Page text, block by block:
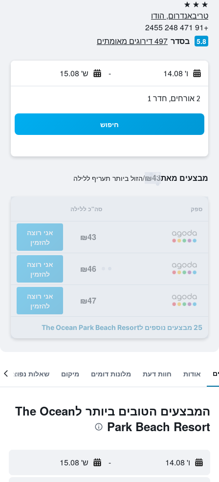
3 כוכבים
טריבאנדרום, הודו
+91 471 248 2455
5.8 בסדר 497 דירוגים מאומתים
ו' 14.08 - ש' 15.08
2 אורחים, חדר 1
חיפוש
מבצעים מאת₪43
/הזול ביותר תעריף ללילה
ספק סה"כ ללילה
₪43
אני רוצה
להזמין
₪46
אני רוצה
להזמין
₪47
אני רוצה
להזמין
25 מבצעים נוספים לThe Ocean Park Beach Resort
אודות חוות דעת מלונות דומים מיקום שאלות נפוצות
המבצעים הטובים ביותר לThe Ocean
Park Beach Resort
ו' 14.08 - ש' 15.08